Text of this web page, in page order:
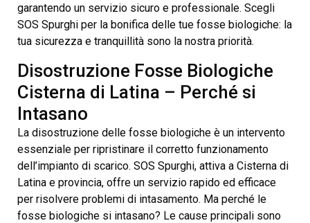
garantendo un servizio sicuro e professionale. Scegli
SOS Spurghi per la bonifica delle tue fosse biologiche: la
tua sicurezza e tranquillità sono la nostra priorità.
Disostruzione Fosse Biologiche
Cisterna di Latina – Perché si
Intasano
La disostruzione delle fosse biologiche è un intervento
essenziale per ripristinare il corretto funzionamento
dell’impianto di scarico. SOS Spurghi, attiva a Cisterna di
Latina e provincia, offre un servizio rapido ed efficace
per risolvere problemi di intasamento. Ma perché le
fosse biologiche si intasano? Le cause principali sono